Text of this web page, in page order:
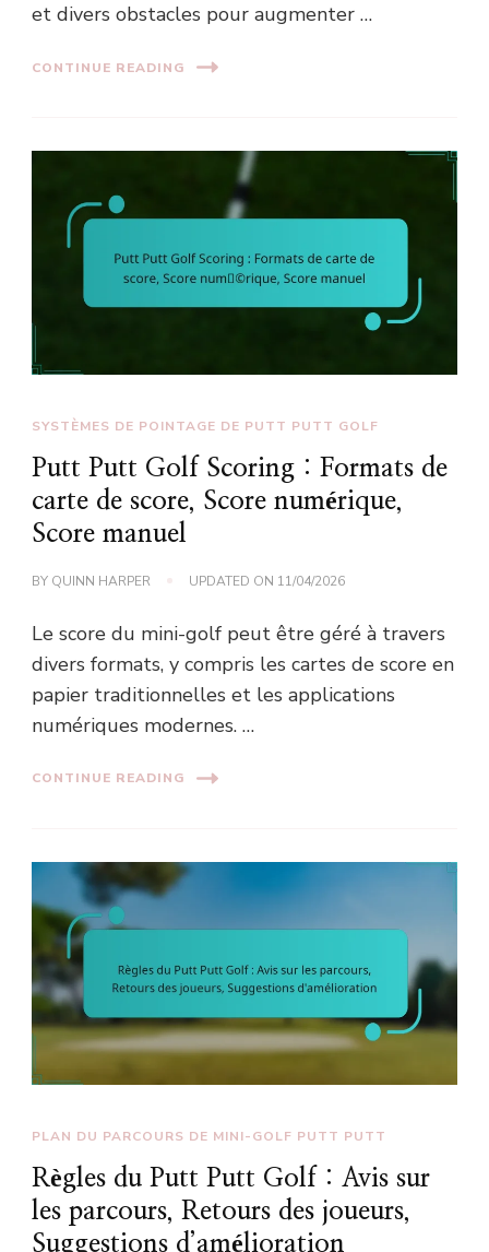
et divers obstacles pour augmenter …
CONTINUE READING
SYSTÈMES DE POINTAGE DE PUTT PUTT GOLF
Putt Putt Golf Scoring : Formats de
carte de score, Score numérique,
Score manuel
BY QUINN HARPER UPDATED ON 11/04/2026
Le score du mini-golf peut être géré à travers
divers formats, y compris les cartes de score en
papier traditionnelles et les applications
numériques modernes. …
CONTINUE READING
PLAN DU PARCOURS DE MINI-GOLF PUTT PUTT
Règles du Putt Putt Golf : Avis sur
les parcours, Retours des joueurs,
Suggestions d’amélioration